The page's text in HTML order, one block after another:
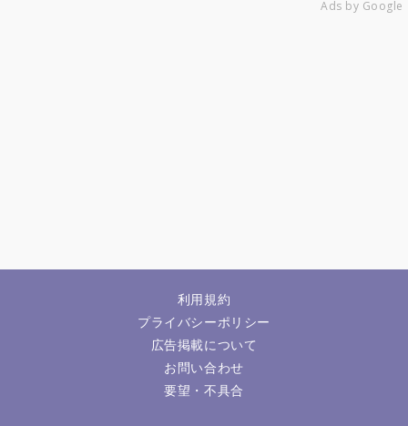
Ads by Google
利用規約
プライバシーポリシー
広告掲載について
お問い合わせ
要望・不具合